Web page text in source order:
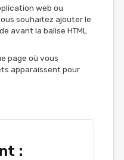
web ou
souhaitez ajouter le
avant la balise HTML
page où vous
apparaissent pour
: